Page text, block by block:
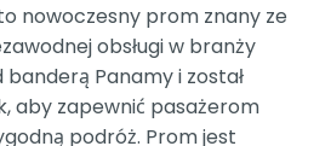
nowoczesny prom znany ze
obsługi w branży
banderą Panamy i został
aby zapewnić pasażerom
podróż. Prom jest